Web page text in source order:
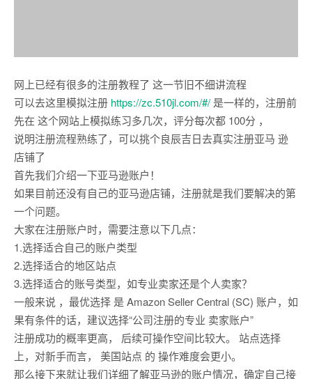
网上已经有很多的注册教程了 这一节旧不细讲流程
可以去这里模拟注册 https://zc.510jl.com/#/是一样的，注册前
先在 这个网站上模拟练习多几次，评分每次都 100分 ，
说明注册流程熟练了，可以挑个良辰吉日去真实注册亚马 逊
店铺了
首先我们介绍一下亚马逊账户！
如果目前还没有自己的亚马逊店铺，注册就是我们要解决的第
一个问题。
大家在注册账户时，需要注意以下几点：
1.选择适合自己的账户类型
2.选择适合的地区站点
3.选择适合的账号类型，如专业卖家还是个人卖家？
一般来说 ，最优选择 是 Amazon Seller Central (SC) 账户，如
果有条件的话，建议选择“公司注册的专业 卖家账户”
注册成功的概率更高， 后续可操作空间比较大。 站点选择
上，对新手而言， 美国站点 的 操作难度会更小。
那么接下来就让我们详细了解亚马逊的账户情况，确定自己接